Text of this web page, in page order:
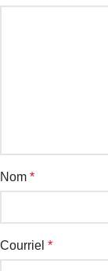
Nom *
Courriel *